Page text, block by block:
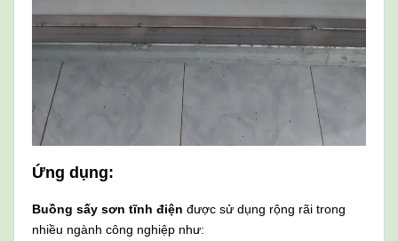
Ứng dụng:
Buồng sấy sơn tĩnh điện được sử dụng rộng rãi trong
nhiều ngành công nghiệp như: